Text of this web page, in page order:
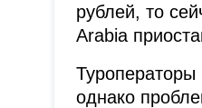
рублей, то
Arabia
Туроператоры
однако